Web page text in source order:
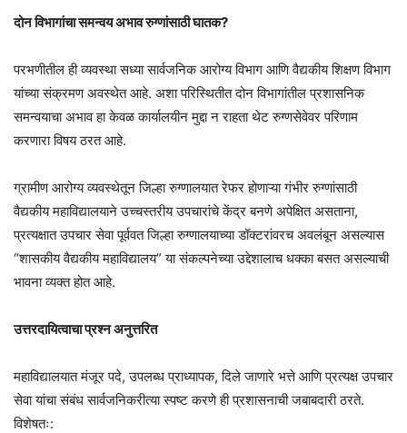
दोन विभागांचा समन्वय अभाव रुग्णांसाठी घातक?
परभणीतील ही व्यवस्था सध्या सार्वजनिक आरोग्य विभाग आणि वैद्यकीय शिक्षण विभाग
यांच्या संक्रमण अवस्थेत आहे. अशा परिस्थितीत दोन विभागांतील प्रशासनिक
समन्वयाचा अभाव हा केवळ कार्यालयीन मुद्दा न राहता थेट रुग्णसेवेवर परिणाम
करणारा विषय ठरत आहे.
ग्रामीण आरोग्य व्यवस्थेतून जिल्हा रुग्णालयात रेफर होणाऱ्या गंभीर रुग्णांसाठी
वैद्यकीय महाविद्यालयाने उच्चस्तरीय उपचारांचे केंद्र बनणे अपेक्षित असताना,
प्रत्यक्षात उपचार सेवा पूर्ववत जिल्हा रुग्णालयाच्या डॉक्टरांवरच अवलंबून असल्यास
“शासकीय वैद्यकीय महाविद्यालय” या संकल्पनेच्या उद्देशालाच धक्का बसत असल्याची
भावना व्यक्त होत आहे.
उत्तरदायित्वाचा प्रश्न अनुत्तरित
महाविद्यालयात मंजूर पदे, उपलब्ध प्राध्यापक, दिले जाणारे भत्ते आणि प्रत्यक्ष उपचार
सेवा यांचा संबंध सार्वजनिकरीत्या स्पष्ट करणे ही प्रशासनाची जबाबदारी ठरते.
विशेषतः: